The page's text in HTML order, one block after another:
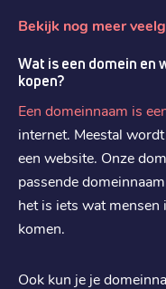
Bekijk nog meer
Wat is een domein en
kopen?
Een domeinnaam is
internet. Meestal
een website. Onze
passende
het is iets wat
komen.
Ook kun je je